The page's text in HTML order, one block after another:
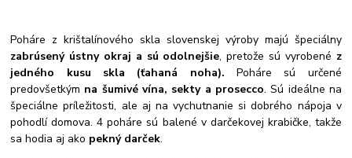
Poháre z krištalínového skla slovenskej výroby majú špeciálny
zabrúsený ústny okraj a sú odolnejšie, pretože sú vyrobené z
jedného kusu skla (ťahaná noha). Poháre sú určené
predovšetkým na šumivé vína, sekty a prosecco. Sú ideálne na
špeciálne príležitosti, ale aj na vychutnanie si dobrého nápoja v
pohodlí domova. 4 poháre sú balené v darčekovej krabičke, takže
sa hodia aj ako pekný darček.